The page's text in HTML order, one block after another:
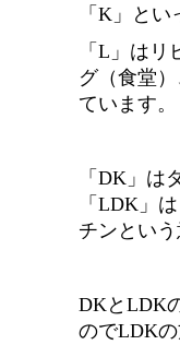
「K」とい
「L」は
グ（食堂
ています。
「DK」は
「LDK」
チンという
DKとLDK
のでLDK